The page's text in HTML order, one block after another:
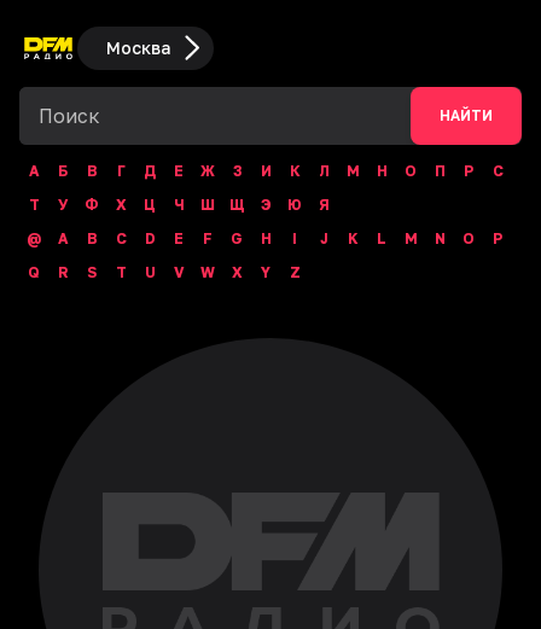
Москва
НАЙТИ
А Б В Г Д Е Ж З И К Л М Н О П Р
С
Т
У Ф Х Ц Ч Ш Щ Э Ю
Я
@
A B C D E F G H I J K L M N O
P
Q
R S T U V W X Y Z